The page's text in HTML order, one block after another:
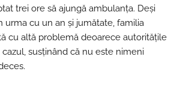
trei ore să ajungă ambulanța. Deși
urma cu un an și jumătate, familia
cu altă problemă deoarece autoritățile
susținând că nu este nimeni